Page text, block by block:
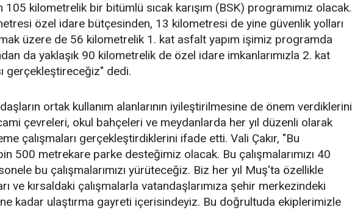
kilometrelik bir bitümlü sıcak karışım (BSK) programımız olacak.
özel idare bütçesinden, 13 kilometresi de yine güvenlik yolları
üzere de 56 kilometrelik 1. kat asfalt yapım işimiz programda
da yaklaşık 90 kilometrelik de özel idare imkanlarımızla 2. kat
gerçekleştireceğiz" dedi.
ortak kullanım alanlarının iyileştirilmesine de önem verdiklerini
çevreleri, okul bahçeleri ve meydanlarda her yıl düzenli olarak
çalışmaları gerçekleştirdiklerini ifade etti. Vali Çakır, "Bu
500 metrekare parke desteğimiz olacak. Bu çalışmalarımızı 40
bu çalışmalarımızı yürüteceğiz. Biz her yıl Muş'ta özellikle
ve kırsaldaki çalışmalarla vatandaşlarımıza şehir merkezindeki
kadar ulaştırma gayreti içerisindeyiz. Bu doğrultuda ekiplerimizle